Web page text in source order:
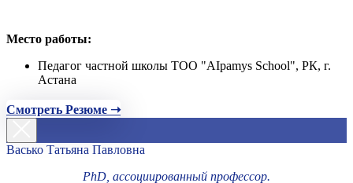
Место работы:
Педагог частной школы ТОО "AIpamys School", РК, г.
Астана
Смотреть Резюме ➝
Васько Татьяна Павловна
PhD, ассоциированный профессор.